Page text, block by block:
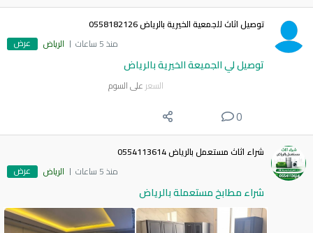
توصيل اثاث للجمعية الخيرية بالرياض 0558182126
منذ 5 ساعات
الرياض عرض
توصيل لي الجميعة الخيرية بالرياض
السعر على السوم
0
شراء اثاث مستعمل بالرياض 0554113614
منذ 5 ساعات
الرياض عرض
شراء مطابخ مستعملة بالرياض